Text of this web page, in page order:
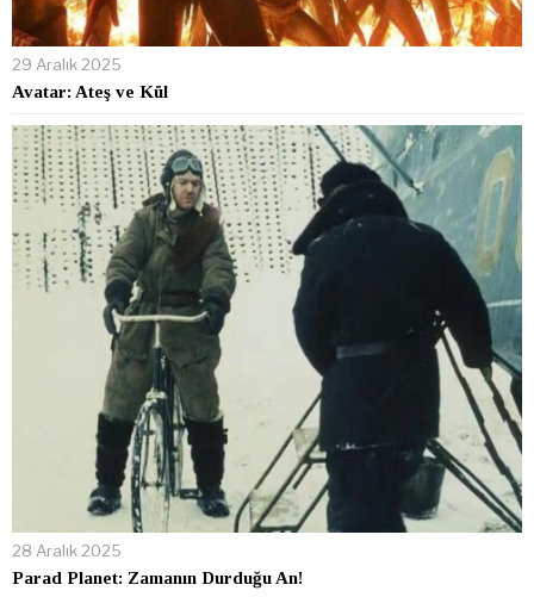
29 Aralık 2025
Avatar: Ateş ve Kül
28 Aralık 2025
Parad Planet: Zamanın Durduğu An!